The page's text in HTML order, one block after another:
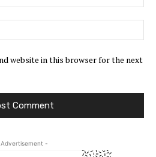
website in this browser for the next
-